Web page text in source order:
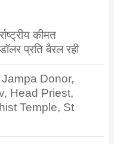
कीमत
प्रति बैरल रही
Donor,
Head Priest,
Temple, St